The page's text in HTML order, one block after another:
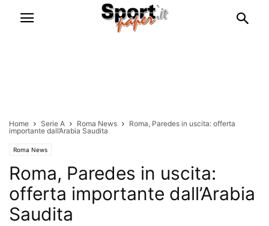
Home Serie A Roma News
Roma, Paredes in uscita: offerta
importante dall’Arabia Saudita
Roma News
Roma, Paredes in uscita:
offerta importante dall’Arabia
Saudita